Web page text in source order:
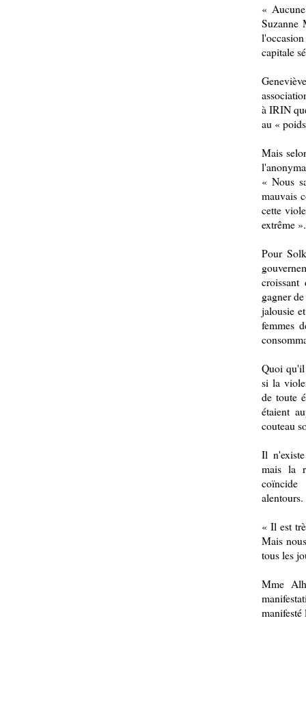
«
Suzanne
capitale
à IRIN
au «
Mais
« Nous
mauvais
cette
extrême ».
Pour
croissant
gagner
jalousie
femmes
Quoi qu'il
si la
de toute
étaient
couteau
Il
mais la
coïncide
alentours.
« Il est
Mais
tous les
Mme